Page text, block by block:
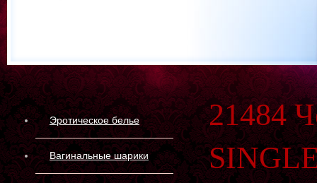
Эротическое белье
Вагинальные шарики
21484